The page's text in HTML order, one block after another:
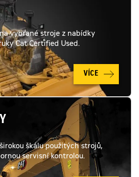
vybrané stroje z nabídky
Cat Certified Used.
VÍCE
škálu použitých strojů,
servisní kontrolou.